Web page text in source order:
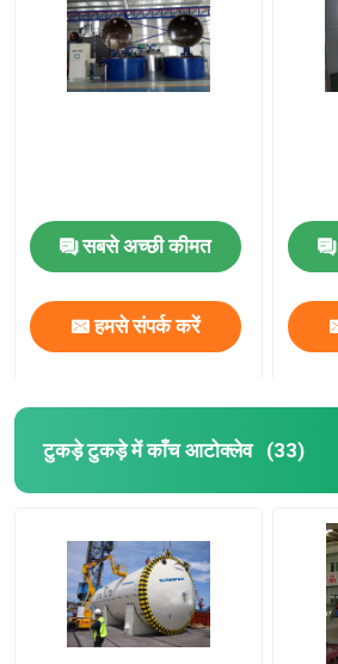
सबसे अच्छी कीमत
हमसे संपर्क करें
टुकड़े टुकड़े में काँच आटोक्लेव (33)